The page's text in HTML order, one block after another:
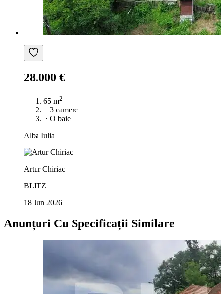
28.000 €
65 m2
· 3 camere
· O baie
Alba Iulia
Artur Chiriac
BLITZ
18 Jun 2026
Anunțuri Cu Specificații Similare